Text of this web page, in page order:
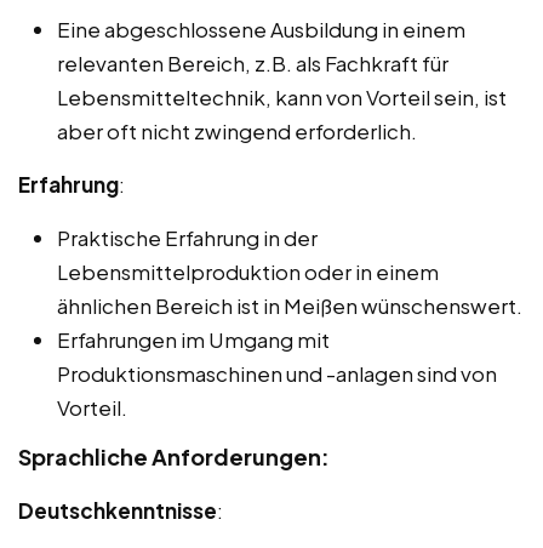
Eine abgeschlossene Ausbildung in einem
relevanten Bereich, z.B. als Fachkraft für
Lebensmitteltechnik, kann von Vorteil sein, ist
aber oft nicht zwingend erforderlich.
Erfahrung:
Praktische Erfahrung in der
Lebensmittelproduktion oder in einem
ähnlichen Bereich ist in Meißen wünschenswert.
Erfahrungen im Umgang mit
Produktionsmaschinen und -anlagen sind von
Vorteil.
Sprachliche Anforderungen:
Deutschkenntnisse: